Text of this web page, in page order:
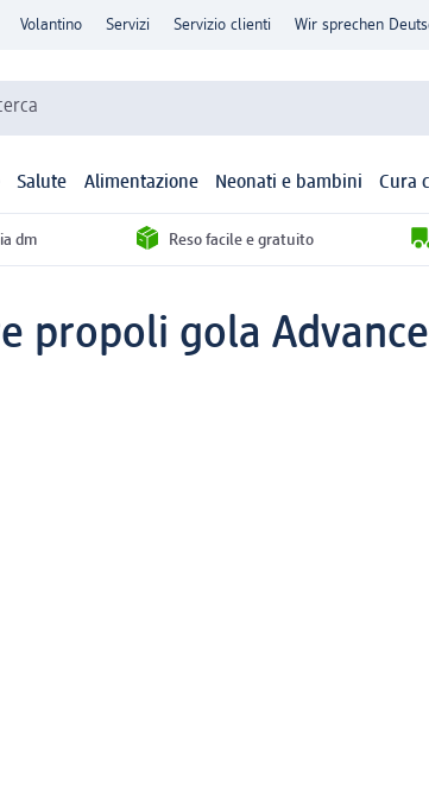
Volantino Servizi Servizio clienti Wir sprechen
Salute Alimentazione Neonati e bambini Cura
dm Reso facile e gratuito
propoli gola